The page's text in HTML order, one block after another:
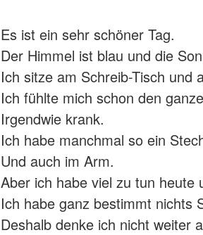
Es ist ein sehr schöner Tag.
Der Himmel ist blau und die
Ich sitze am Schreib-Tisch und
Ich fühlte mich schon den
Irgendwie krank.
Ich habe manchmal so ein
Und auch im Arm.
Aber ich habe viel zu tun heute
Ich habe ganz bestimmt nichts
Deshalb denke ich nicht weiter